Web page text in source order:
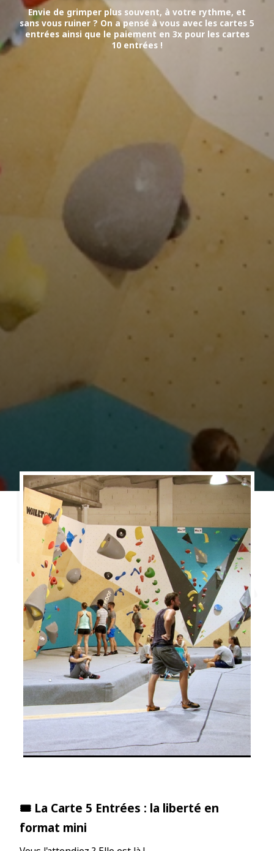
Envie de grimper plus souvent, à votre rythme, et
sans vous ruiner ? On a pensé à vous avec les cartes 5
entrées ainsi que le paiement en 3x pour les cartes
10 entrées !
🎟️ La Carte 5 Entrées : la liberté en
format mini